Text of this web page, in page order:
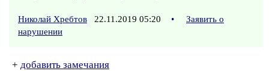
Николай Хребтов 22.11.2019 05:20 •
Заявить о
нарушении
+ добавить замечания